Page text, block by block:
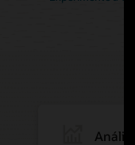
Análise